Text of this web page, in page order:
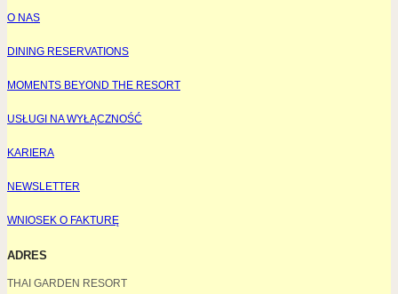
O NAS
DINING RESERVATIONS
MOMENTS BEYOND THE RESORT
USŁUGI NA WYŁĄCZNOŚĆ
KARIERA
NEWSLETTER
WNIOSEK O FAKTURĘ
ADRES
THAI GARDEN RESORT